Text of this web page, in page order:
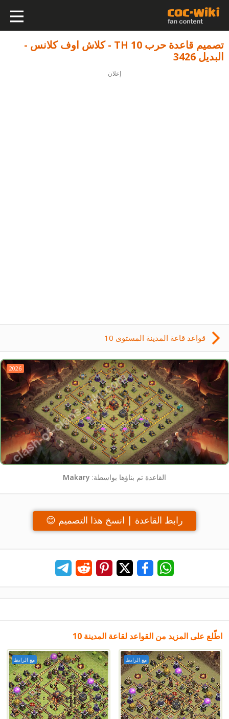
تصميم قاعدة حرب TH 10 - كلاش اوف كلانس -
البديل 3426
إعلان
قواعد قاعة المدينة المستوى 10
2026
القاعدة تم بناؤها بواسطة: Makary
رابط القاعدة | انسخ هذا التصميم 😊
اطّلع على المزيد من القواعد لقاعة المدينة 10
مع الرابط مع الرابط